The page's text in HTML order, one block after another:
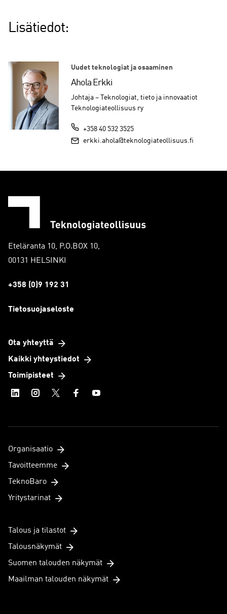
Lisätiedot:
Uudet teknologiat ja osaaminen
Ahola Erkki
Johtaja – Teknologiat, tieto ja innovaatiot
Teknologiateollisuus ry
+358 40 532 3525
erkki.ahola@teknologiateollisuus.fi
Eteläranta 10, P.O.BOX 10,
00131 HELSINKI
+358 (0)9 192 31
Tietosuojaseloste
Ota yhteyttä
Kaikki yhteystiedot
Toimipisteet
Organisaatio
Tavoitteemme
TeknoBaro
Yritystarinat
Talous ja tilastot
Talousnäkymät
Suomen talouden näkymät
Maailman talouden näkymät